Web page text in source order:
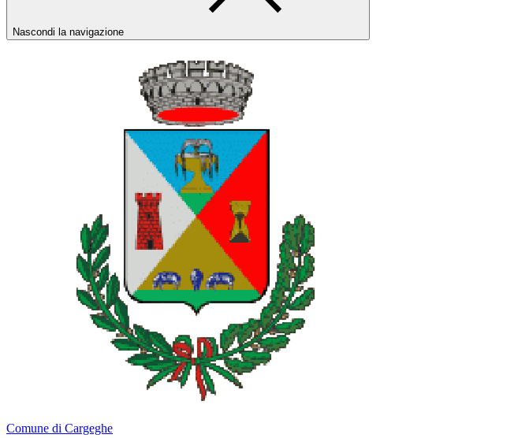
Nascondi la navigazione
Comune di Cargeghe